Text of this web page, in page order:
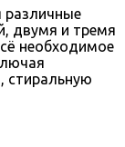
различные
двумя и тремя
необходимое
стиральную